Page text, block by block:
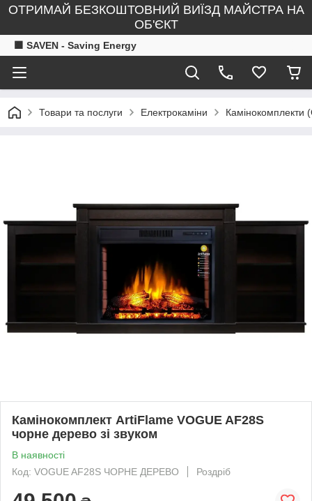
ОТРИМАЙ БЕЗКОШТОВНИЙ ВИЇЗД МАЙСТРА НА
ОБ'ЄКТ
🟧 SAVEN - Saving Energy
Товари та послуги Електрокаміни Камінокомплекти
Камінокомплект ArtiFlame VOGUE AF28S
чорне дерево зі звуком
В наявності
Код: VOGUE AF28S ЧОРНЕ ДЕРЕВО
Роздріб